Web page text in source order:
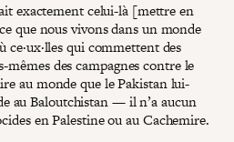
exactement celui-là [mettre en
que nous vivons dans un monde
qui commettent des
mêmes des campagnes contre le
au monde que le Pakistan lui-
au Baloutchistan — il n’a aucun
en Palestine ou au Cachemire.